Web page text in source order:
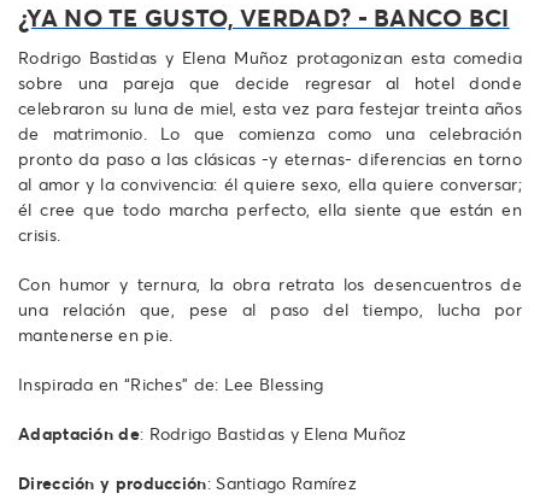
¿YA NO TE GUSTO, VERDAD? - BANCO BCI
Rodrigo Bastidas y Elena Muñoz protagonizan esta comedia
sobre una pareja que decide regresar al hotel donde
celebraron su luna de miel, esta vez para festejar treinta años
de matrimonio. Lo que comienza como una celebración
pronto da paso a las clásicas -y eternas- diferencias en torno
al amor y la convivencia: él quiere sexo, ella quiere conversar;
él cree que todo marcha perfecto, ella siente que están en
crisis.
Con humor y ternura, la obra retrata los desencuentros de
una relación que, pese al paso del tiempo, lucha por
mantenerse en pie.
Inspirada en “Riches” de: Lee Blessing
Adaptación de: Rodrigo Bastidas y Elena Muñoz
Dirección y producción: Santiago Ramírez